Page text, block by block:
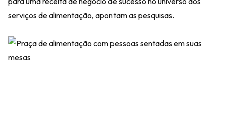
serviços de alimentação, apontam as pesquisas.